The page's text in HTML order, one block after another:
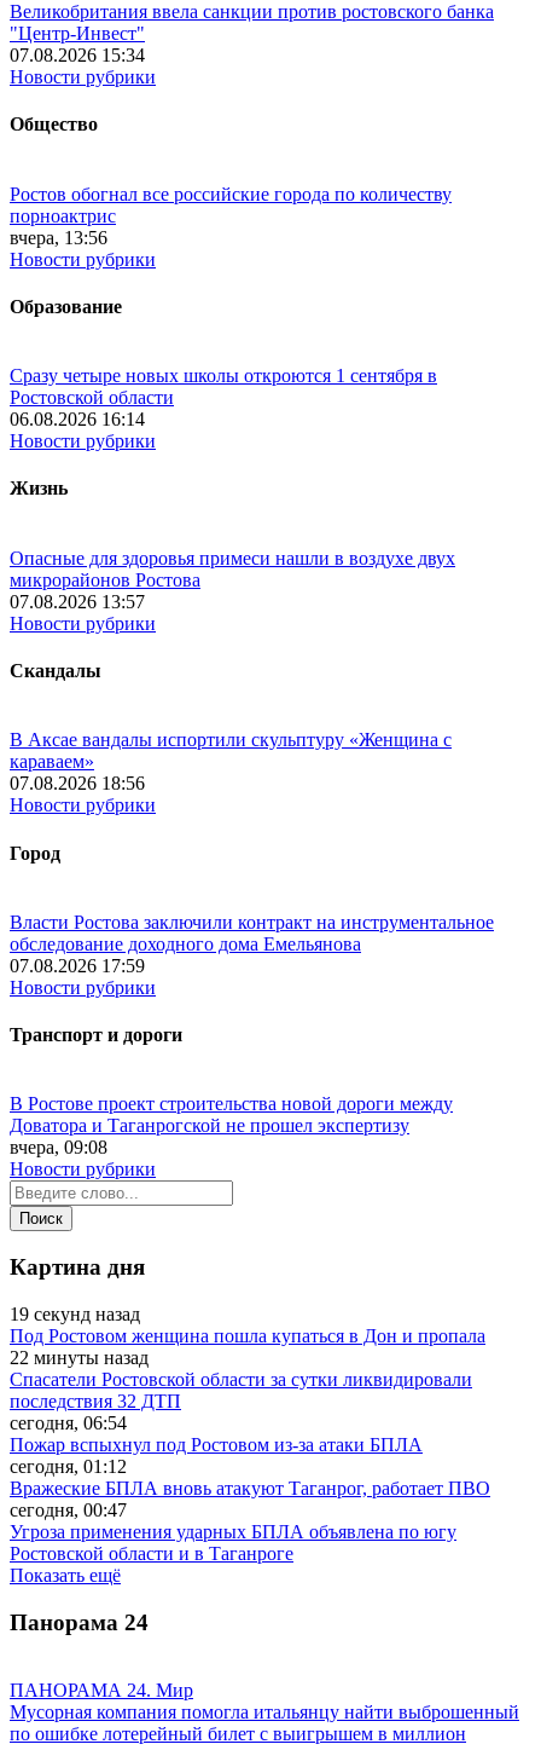
Великобритания ввела санкции против ростовского банка
"Центр-Инвест"
07.08.2026 15:34
Новости рубрики
Общество
Ростов обогнал все российские города по количеству
порноактрис
вчера, 13:56
Новости рубрики
Образование
Сразу четыре новых школы откроются 1 сентября в
Ростовской области
06.08.2026 16:14
Новости рубрики
Жизнь
Опасные для здоровья примеси нашли в воздухе двух
микрорайонов Ростова
07.08.2026 13:57
Новости рубрики
Скандалы
В Аксае вандалы испортили скульптуру «Женщина с
караваем»
07.08.2026 18:56
Новости рубрики
Город
Власти Ростова заключили контракт на инструментальное
обследование доходного дома Емельянова
07.08.2026 17:59
Новости рубрики
Транспорт и дороги
В Ростове проект строительства новой дороги между
Доватора и Таганрогской не прошел экспертизу
вчера, 09:08
Новости рубрики
Картина дня
19 секунд назад
Под Ростовом женщина пошла купаться в Дон и пропала
22 минуты назад
Спасатели Ростовской области за сутки ликвидировали
последствия 32 ДТП
сегодня, 06:54
Пожар вспыхнул под Ростовом из-за атаки БПЛА
сегодня, 01:12
Вражеские БПЛА вновь атакуют Таганрог, работает ПВО
сегодня, 00:47
Угроза применения ударных БПЛА объявлена по югу
Ростовской области и в Таганроге
Показать ещё
Панорама 24
ПАНОРАМА 24. Мир
Мусорная компания помогла итальянцу найти выброшенный
по ошибке лотерейный билет с выигрышем в миллион